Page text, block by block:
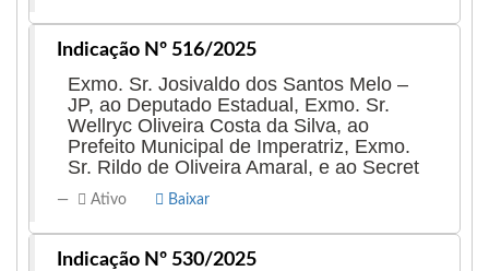
Indicação Nº 516/2025
Exmo. Sr. Josivaldo dos Santos Melo –
JP, ao Deputado Estadual, Exmo. Sr.
Wellryc Oliveira Costa da Silva, ao
Prefeito Municipal de Imperatriz, Exmo.
Sr. Rildo de Oliveira Amaral, e ao Secret
Ativo Baixar
Indicação Nº 530/2025